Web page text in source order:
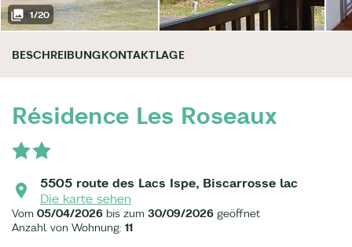
1/20
BESCHREIBUNGKONTAKTLAGE
Résidence Les Roseaux
5505 route des Lacs Ispe, Biscarrosse lac
Die karte sehen
Vom 05/04/2026 bis zum 30/09/2026 geöffnet
Anzahl von Wohnung: 11